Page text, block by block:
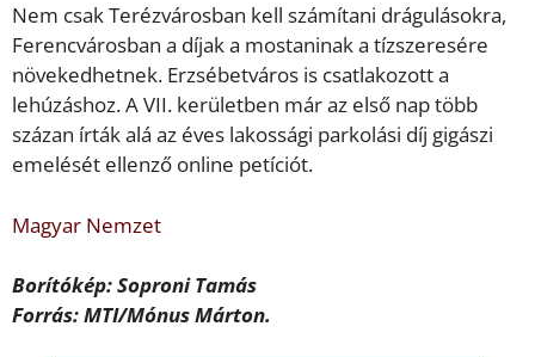
Nem csak Terézvárosban kell számítani drágulásokra,
Ferencvárosban a díjak a mostaninak a tízszeresére
növekedhetnek. Erzsébetváros is csatlakozott a
lehúzáshoz. A VII. kerületben már az első nap több
százan írták alá az éves lakossági parkolási díj gigászi
emelését ellenző online petíciót.
Magyar Nemzet
Borítókép: Soproni Tamás
Forrás: MTI/Mónus Márton.